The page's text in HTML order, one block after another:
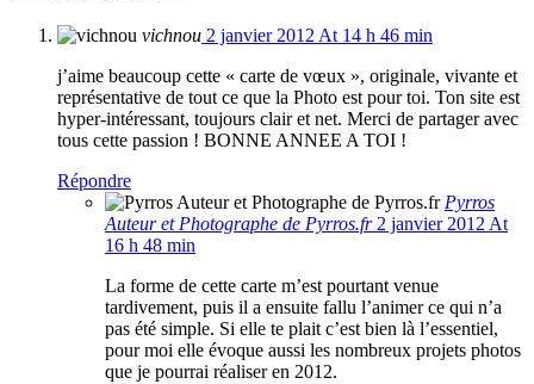
vichnou 2 janvier 2012 At 14 h 46 min
j’aime beaucoup cette « carte de vœux », originale, vivante et
représentative de tout ce que la Photo est pour toi. Ton site est
hyper-intéressant, toujours clair et net. Merci de partager avec
tous cette passion ! BONNE ANNEE A TOI !
Répondre
Pyrros
Auteur et Photographe de Pyrros.fr 2 janvier 2012 At
16 h 48 min
La forme de cette carte m’est pourtant venue
tardivement, puis il a ensuite fallu l’animer ce qui n’a
pas été simple. Si elle te plait c’est bien là l’essentiel,
pour moi elle évoque aussi les nombreux projets photos
que je pourrai réaliser en 2012.